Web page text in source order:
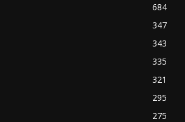
684
347
343
335
321
295
275